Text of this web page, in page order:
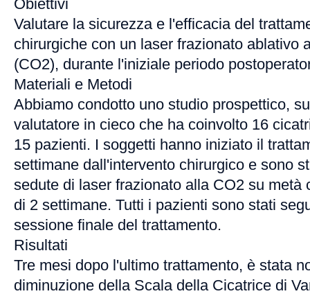
Obiettivi
Valutare la sicurezza e l'efficacia del
chirurgiche con un laser frazionato ablativo
(CO2), durante l'iniziale periodo
Materiali e Metodi
Abbiamo condotto uno studio prospettico,
valutatore in cieco che ha coinvolto 16
15 pazienti. I soggetti hanno iniziato il
settimane dall'intervento chirurgico e sono
sedute di laser frazionato alla CO2 su metà
di 2 settimane. Tutti i pazienti sono stati
sessione finale del trattamento.
Risultati
Tre mesi dopo l'ultimo trattamento, è stata
diminuzione della Scala della Cicatrice di